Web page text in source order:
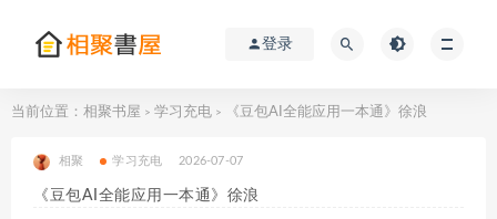
登录
当前位置： 相聚书屋 > 学习充电 > 《豆包AI全能应用一本通》徐浪
相聚 学习充电 2026-07-07
《豆包AI全能应用一本通》徐浪